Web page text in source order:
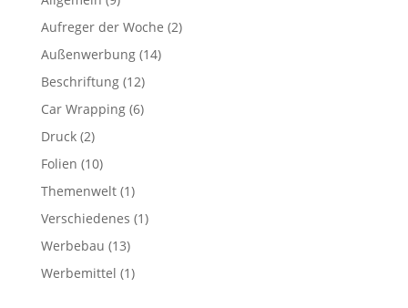
Aufreger der Woche (2)
Außenwerbung(14)
Beschriftung(12)
Car Wrapping(6)
Druck(2)
Folien (10)
Themenwelt(1)
Verschiedenes (1)
Werbebau (13)
Werbemittel (1)